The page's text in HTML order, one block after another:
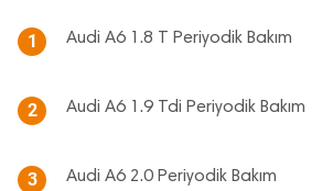
1 Audi A6 1.8 T Periyodik Bakım
2 Audi A6 1.9 Tdi Periyodik Bakım
3 Audi A6 2.0 Periyodik Bakım